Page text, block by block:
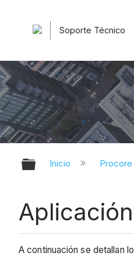
Soporte Técnico
Expandir/
Inicio Procore
A continuación se detallan